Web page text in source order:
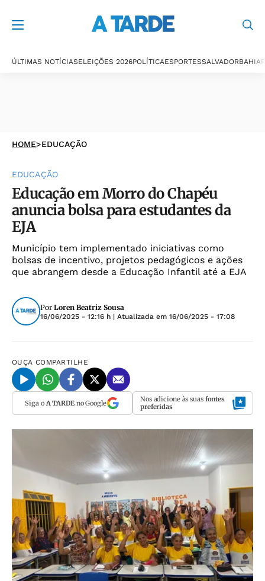
ÚLTIMAS NOTÍCIASELEIÇÕES 2026POLÍTICAESPORTESSALVADORBAHIA
HOME>EDUCAÇÃO
EDUCAÇÃO
Educação em Morro do Chapéu
anuncia bolsa para estudantes da
EJA
Município tem implementado iniciativas como
bolsas de incentivo, projetos pedagógicos e ações
que abrangem desde a Educação Infantil até a EJA
Por Loren Beatriz Sousa
16/06/2025 - 12:16 h | Atualizada em 16/06/2025 - 17:08
OUÇA COMPARTILHE
Siga o A TARDEno Google Nos adicione às suas fontes
preferidas